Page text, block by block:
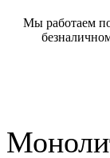
Мы работаем